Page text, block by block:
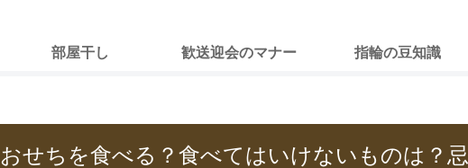
部屋干し 歓送迎会のマナー 指輪の豆知識
せちを食べる？食べてはいけないものは？忌